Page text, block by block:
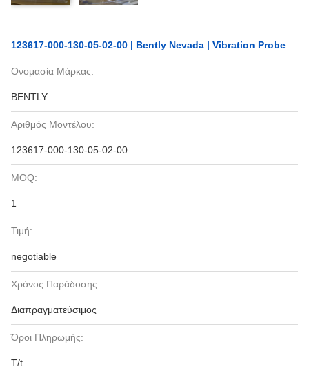
123617-000-130-05-02-00 | Bently Nevada | Vibration Probe
Ονομασία Μάρκας:
BENTLY
Αριθμός Μοντέλου:
123617-000-130-05-02-00
MOQ:
1
Τιμή:
negotiable
Χρόνος Παράδοσης:
Διαπραγματεύσιμος
Όροι Πληρωμής:
T/t